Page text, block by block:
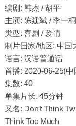
编剧: 韩杰 / 胡平
主演: 陈建斌 / 李一
类型: 喜剧 / 爱情
制片国家/地区: 中国
语言: 汉语普通话
首播: 2020-06-25(中
集数: 40
单集片长: 45分钟
又名: Don't Think
Think Too Much